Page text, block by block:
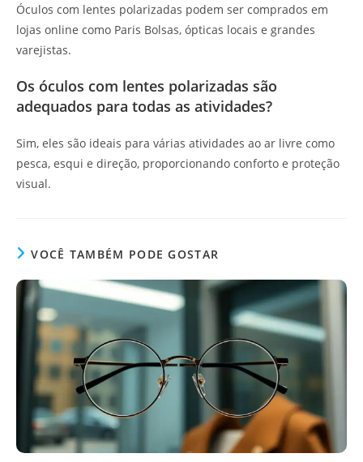
Óculos com lentes polarizadas podem ser comprados em
lojas online como Paris Bolsas, ópticas locais e grandes
varejistas.
Os óculos com lentes polarizadas são
adequados para todas as atividades?
Sim, eles são ideais para várias atividades ao ar livre como
pesca, esqui e direção, proporcionando conforto e proteção
visual.
VOCÊ TAMBÉM PODE GOSTAR